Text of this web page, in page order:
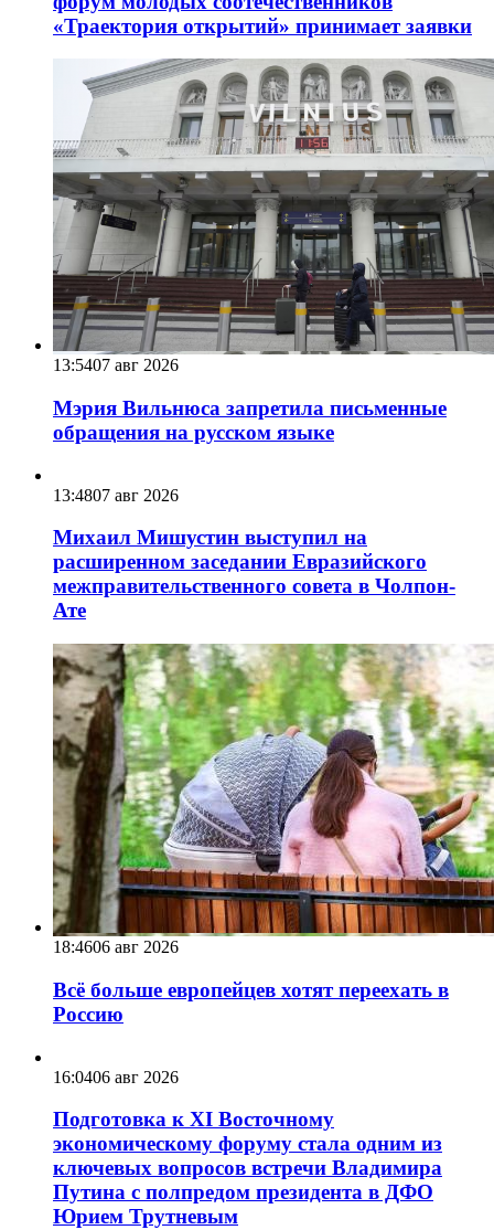
«Траектория открытий» принимает заявки
13:5407 авг 2026
Мэрия Вильнюса запретила письменные
обращения на русском языке
13:4807 авг 2026
Михаил Мишустин выступил на
расширенном заседании Евразийского
межправительственного совета в Чолпон-
Ате
18:4606 авг 2026
Всё больше европейцев хотят переехать в
Россию
16:0406 авг 2026
Подготовка к XI Восточному
экономическому форуму стала одним из
ключевых вопросов встречи Владимира
Путина с полпредом президента в ДФО
Юрием Трутневым